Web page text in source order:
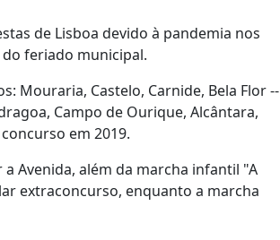
de Lisboa devido à pandemia nos
feriado municipal.
Mouraria, Castelo, Carnide, Bela Flor --
Campo de Ourique, Alcântara,
em 2019.
Avenida, além da marcha infantil "A
extraconcurso, enquanto a marcha